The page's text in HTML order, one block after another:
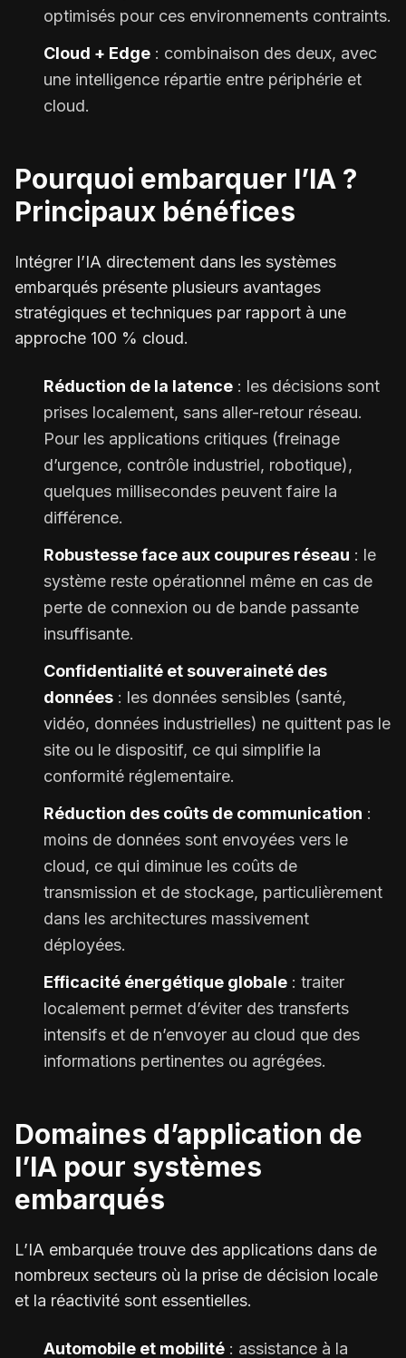
optimisés pour ces environnements contraints.
Cloud + Edge : combinaison des deux, avec
une intelligence répartie entre périphérie et
cloud.
Pourquoi embarquer l’IA ?
Principaux bénéfices
Intégrer l’IA directement dans les systèmes
embarqués présente plusieurs avantages
stratégiques et techniques par rapport à une
approche 100 % cloud.
Réduction de la latence : les décisions sont
prises localement, sans aller-retour réseau.
Pour les applications critiques (freinage
d’urgence, contrôle industriel, robotique),
quelques millisecondes peuvent faire la
différence.
Robustesse face aux coupures réseau : le
système reste opérationnel même en cas de
perte de connexion ou de bande passante
insuffisante.
Confidentialité et souveraineté des
données : les données sensibles (santé,
vidéo, données industrielles) ne quittent pas le
site ou le dispositif, ce qui simplifie la
conformité réglementaire.
Réduction des coûts de communication :
moins de données sont envoyées vers le
cloud, ce qui diminue les coûts de
transmission et de stockage, particulièrement
dans les architectures massivement
déployées.
Efficacité énergétique globale : traiter
localement permet d’éviter des transferts
intensifs et de n’envoyer au cloud que des
informations pertinentes ou agrégées.
Domaines d’application de
l’IA pour systèmes
embarqués
L’IA embarquée trouve des applications dans de
nombreux secteurs où la prise de décision locale
et la réactivité sont essentielles.
Automobile et mobilité : assistance à la